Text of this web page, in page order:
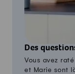
Des
Vous avez
et Marie sont